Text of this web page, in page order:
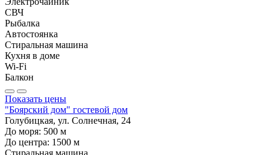
СВЧ
Рыбалка
Автостоянка
Стиральная машина
Кухня в доме
Wi-Fi
Балкон
Показать цены
"Боярский дом" гостевой дом
Голубицкая, ул. Солнечная, 24
До моря: 500 м
До центра: 1500 м
Стиральная машина